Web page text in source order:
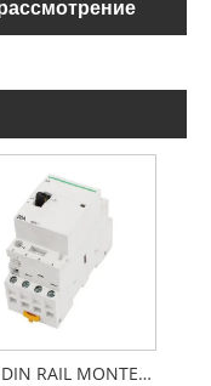
WCT DIN RAIL MONTED CONTECTOR